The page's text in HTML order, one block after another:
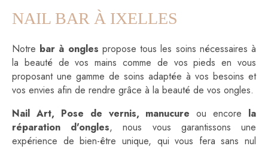
NAIL BAR À IXELLES
Notre bar à ongles propose tous les soins nécessaires à
la beauté de vos mains comme de vos pieds en vous
proposant une gamme de soins adaptée à vos besoins et
vos envies afin de rendre grâce à la beauté de vos ongles.
Nail Art, Pose de vernis, manucure ou encore la
réparation d'ongles, nous vous garantissons une
expérience de bien-être unique, qui vous fera sans nul